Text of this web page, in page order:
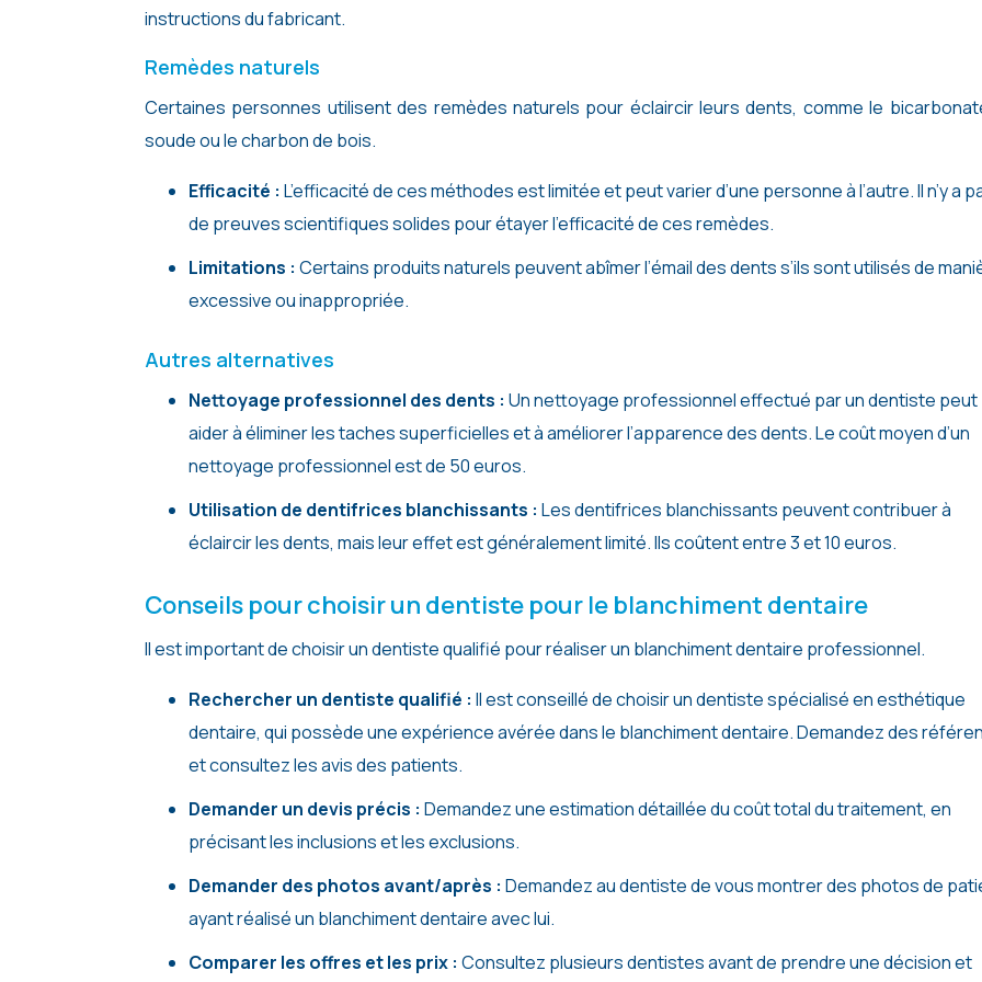
instructions du fabricant.
Remèdes naturels
Certaines personnes utilisent des remèdes naturels pour éclaircir leurs dents, comme le
soude ou le charbon de bois.
Efficacité : L’efficacité de ces méthodes est limitée et peut varier d’une personne à l’autre. Il n’y a
de preuves scientifiques solides pour étayer l’efficacité de ces remèdes.
Limitations : Certains produits naturels peuvent abîmer l’émail des dents s’ils sont utilisés de
excessive ou inappropriée.
Autres alternatives
Nettoyage professionnel des dents : Un nettoyage professionnel effectué par un dentiste peut
aider à éliminer les taches superficielles et à améliorer l’apparence des dents. Le coût moyen d’un
nettoyage professionnel est de 50 euros.
Utilisation de dentifrices blanchissants : Les dentifrices blanchissants peuvent contribuer à
éclaircir les dents, mais leur effet est généralement limité. Ils coûtent entre 3 et 10 euros.
Conseils pour choisir un dentiste pour le blanchiment dentaire
Il est important de choisir un dentiste qualifié pour réaliser un blanchiment dentaire professionnel.
Rechercher un dentiste qualifié : Il est conseillé de choisir un dentiste spécialisé en esthétique
dentaire, qui possède une expérience avérée dans le blanchiment dentaire. Demandez des
et consultez les avis des patients.
Demander un devis précis : Demandez une estimation détaillée du coût total du traitement, en
précisant les inclusions et les exclusions.
Demander des photos avant/après : Demandez au dentiste de vous montrer des photos de
ayant réalisé un blanchiment dentaire avec lui.
Comparer les offres et les prix : Consultez plusieurs dentistes avant de prendre une décision et